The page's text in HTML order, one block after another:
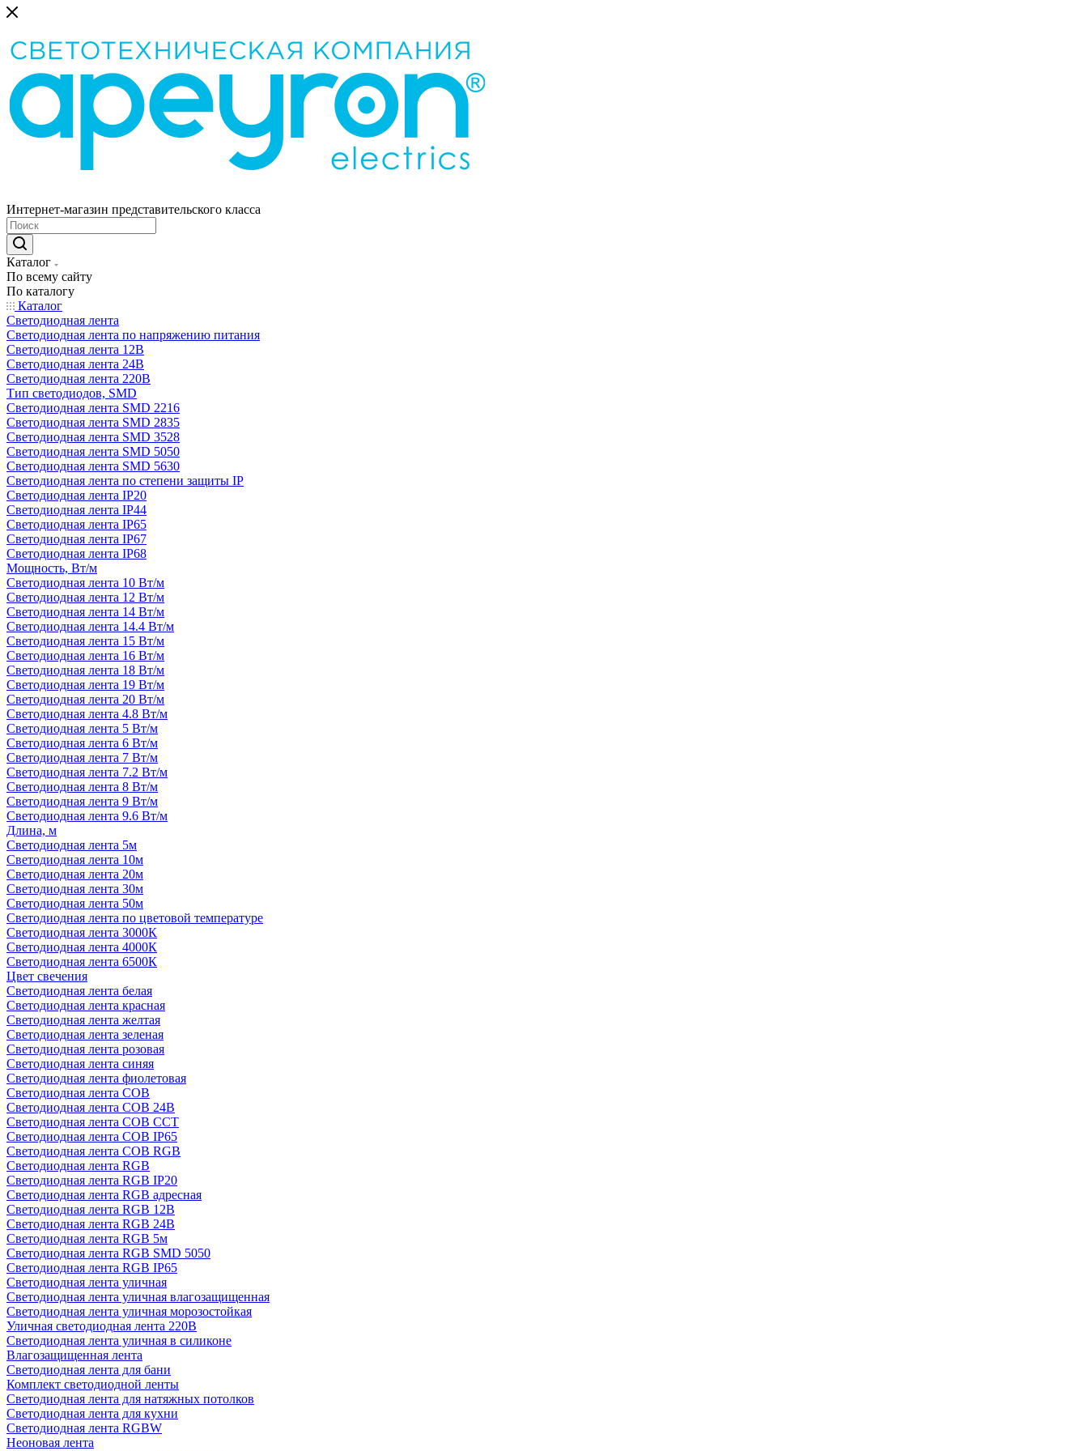
Интернет-магазин представительского класса
Каталог
По всему сайту
По каталогу
Каталог
Светодиодная лента
Светодиодная лента по напряжению питания
Светодиодная лента 12В
Светодиодная лента 24В
Светодиодная лента 220В
Тип светодиодов, SMD
Cветодиодная лента SMD 2216
Светодиодная лента SMD 2835
Светодиодная лента SMD 3528
Светодиодная лента SMD 5050
Светодиодная лента SMD 5630
Светодиодная лента по степени защиты IP
Светодиодная лента IP20
Светодиодная лента IP44
Светодиодная лента IP65
Светодиодная лента IP67
Светодиодная лента IP68
Мощность, Вт/м
Светодиодная лента 10 Вт/м
Светодиодная лента 12 Вт/м
Светодиодная лента 14 Вт/м
Светодиодная лента 14.4 Вт/м
Светодиодная лента 15 Вт/м
Светодиодная лента 16 Вт/м
Светодиодная лента 18 Вт/м
Светодиодная лента 19 Вт/м
Светодиодная лента 20 Вт/м
Светодиодная лента 4.8 Вт/м
Светодиодная лента 5 Вт/м
Светодиодная лента 6 Вт/м
Светодиодная лента 7 Вт/м
Светодиодная лента 7.2 Вт/м
Светодиодная лента 8 Вт/м
Светодиодная лента 9 Вт/м
Светодиодная лента 9.6 Вт/м
Длина, м
Светодиодная лента 5м
Светодиодная лента 10м
Светодиодная лента 20м
Светодиодная лента 30м
Светодиодная лента 50м
Светодиодная лента по цветовой температуре
Светодиодная лента 3000К
Светодиодная лента 4000К
Светодиодная лента 6500К
Цвет свечения
Светодиодная лента белая
Светодиодная лента красная
Светодиодная лента желтая
Светодиодная лента зеленая
Светодиодная лента розовая
Светодиодная лента синяя
Светодиодная лента фиолетовая
Светодиодная лента COB
Светодиодная лента COB 24В
Светодиодная лента COB CCT
Светодиодная лента COB IP65
Светодиодная лента COB RGB
Светодиодная лента RGB
Светодиодная лента RGB IP20
Светодиодная лента RGB адресная
Светодиодная лента RGB 12В
Светодиодная лента RGB 24В
Светодиодная лента RGB 5м
Светодиодная лента RGB SMD 5050
Светодиодная лента RGB IP65
Светодиодная лента уличная
Светодиодная лента уличная влагозащищенная
Светодиодная лента уличная морозостойкая
Уличная светодиодная лента 220В
Светодиодная лента уличная в силиконе
Влагозащищенная лента
Светодиодная лента для бани
Комплект светодиодной ленты
Светодиодная лента для натяжных потолков
Светодиодная лента для кухни
Светодиодная лента RGBW
Неоновая лента